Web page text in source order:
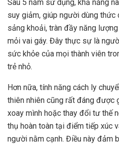
Sau 5 năm sử dụng, khả năng
suy giảm, giúp người dùng
sảng khoải, tràn đầy năng
mỏi vai gáy. Đây thực sự là
sức khỏe của mọi thành viên
trẻ nhỏ.
Hơn nữa, tính năng cách ly
thiên nhiên cũng rất đáng được
xoay mình hoặc thay đổi tư thế
thụ hoàn toàn tại điểm tiếp xúc
người nằm cạnh. Điều này đảm